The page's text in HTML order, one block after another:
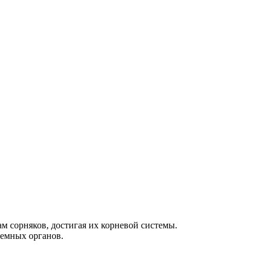
сорняков, достигая их корневой системы.
органов.